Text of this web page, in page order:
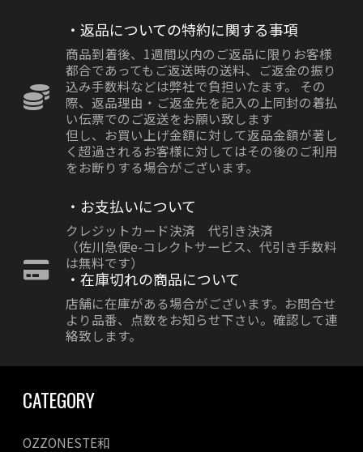
・返品についての特約に関する事項
商品到着後、1週間以内のご返品に限りお客様
都合であってもご返送時の送料、ご返金の振り
込み手数料などは弊社で負担いたます。 その
際、返品理由・ご返金先を記入の上同封の着払
い伝票でのご返送をお願い致します
但し、お買い上げ金額に対して返品金額が著し
く超過されるお客様に対してはその後のご利用
をお断りする場合がございます。
・お支払いについて
クレジットカード決済 代引き決済
（佐川急便e-コレクトサービス、代引き手数料
は無料です）
・在庫切れの商品について
店舗に在庫がある場合がございます。お問合せ
より品番、点数をお知らせ下さい。確認して連
絡致します。
CATEGORY
OZZONESTE和